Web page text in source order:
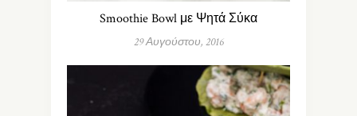
Smoothie Bowl με Ψητά Σύκα
29 Αυγούστου, 2016